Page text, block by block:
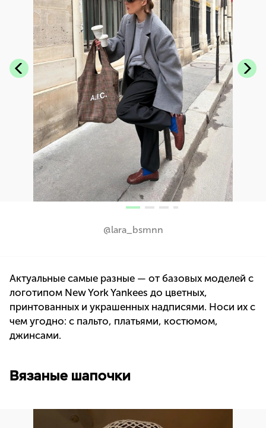
@lara_bsmnn
Актуальные самые разные — от базовых моделей с
логотипом New York Yankees до цветных,
принтованных и украшенных надписями. Носи их с
чем угодно: с пальто, платьями, костюмом,
джинсами.
Вязаные шапочки